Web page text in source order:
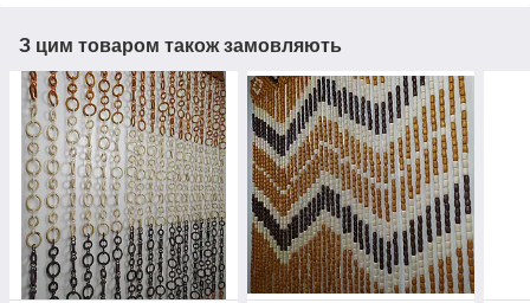
З цим товаром також замовляють